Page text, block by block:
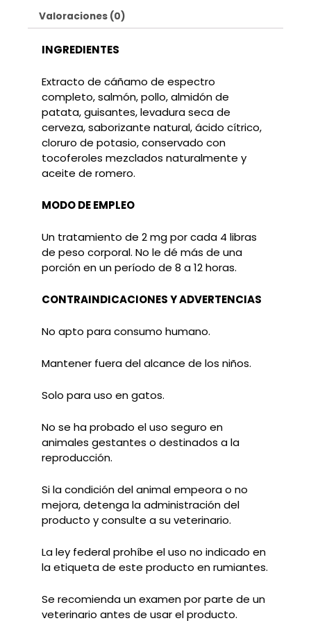
Valoraciones (0)
INGREDIENTES
Extracto de cáñamo de espectro
completo, salmón, pollo, almidón de
patata, guisantes, levadura seca de
cerveza, saborizante natural, ácido cítrico,
cloruro de potasio, conservado con
tocoferoles mezclados naturalmente y
aceite de romero.
MODO DE EMPLEO
Un tratamiento de 2 mg por cada 4 libras
de peso corporal. No le dé más de una
porción en un período de 8 a 12 horas.
CONTRAINDICACIONES Y ADVERTENCIAS
No apto para consumo humano.
Mantener fuera del alcance de los niños.
Solo para uso en gatos.
No se ha probado el uso seguro en
animales gestantes o destinados a la
reproducción.
Si la condición del animal empeora o no
mejora, detenga la administración del
producto y consulte a su veterinario.
La ley federal prohíbe el uso no indicado en
la etiqueta de este producto en rumiantes.
Se recomienda un examen por parte de un
veterinario antes de usar el producto.